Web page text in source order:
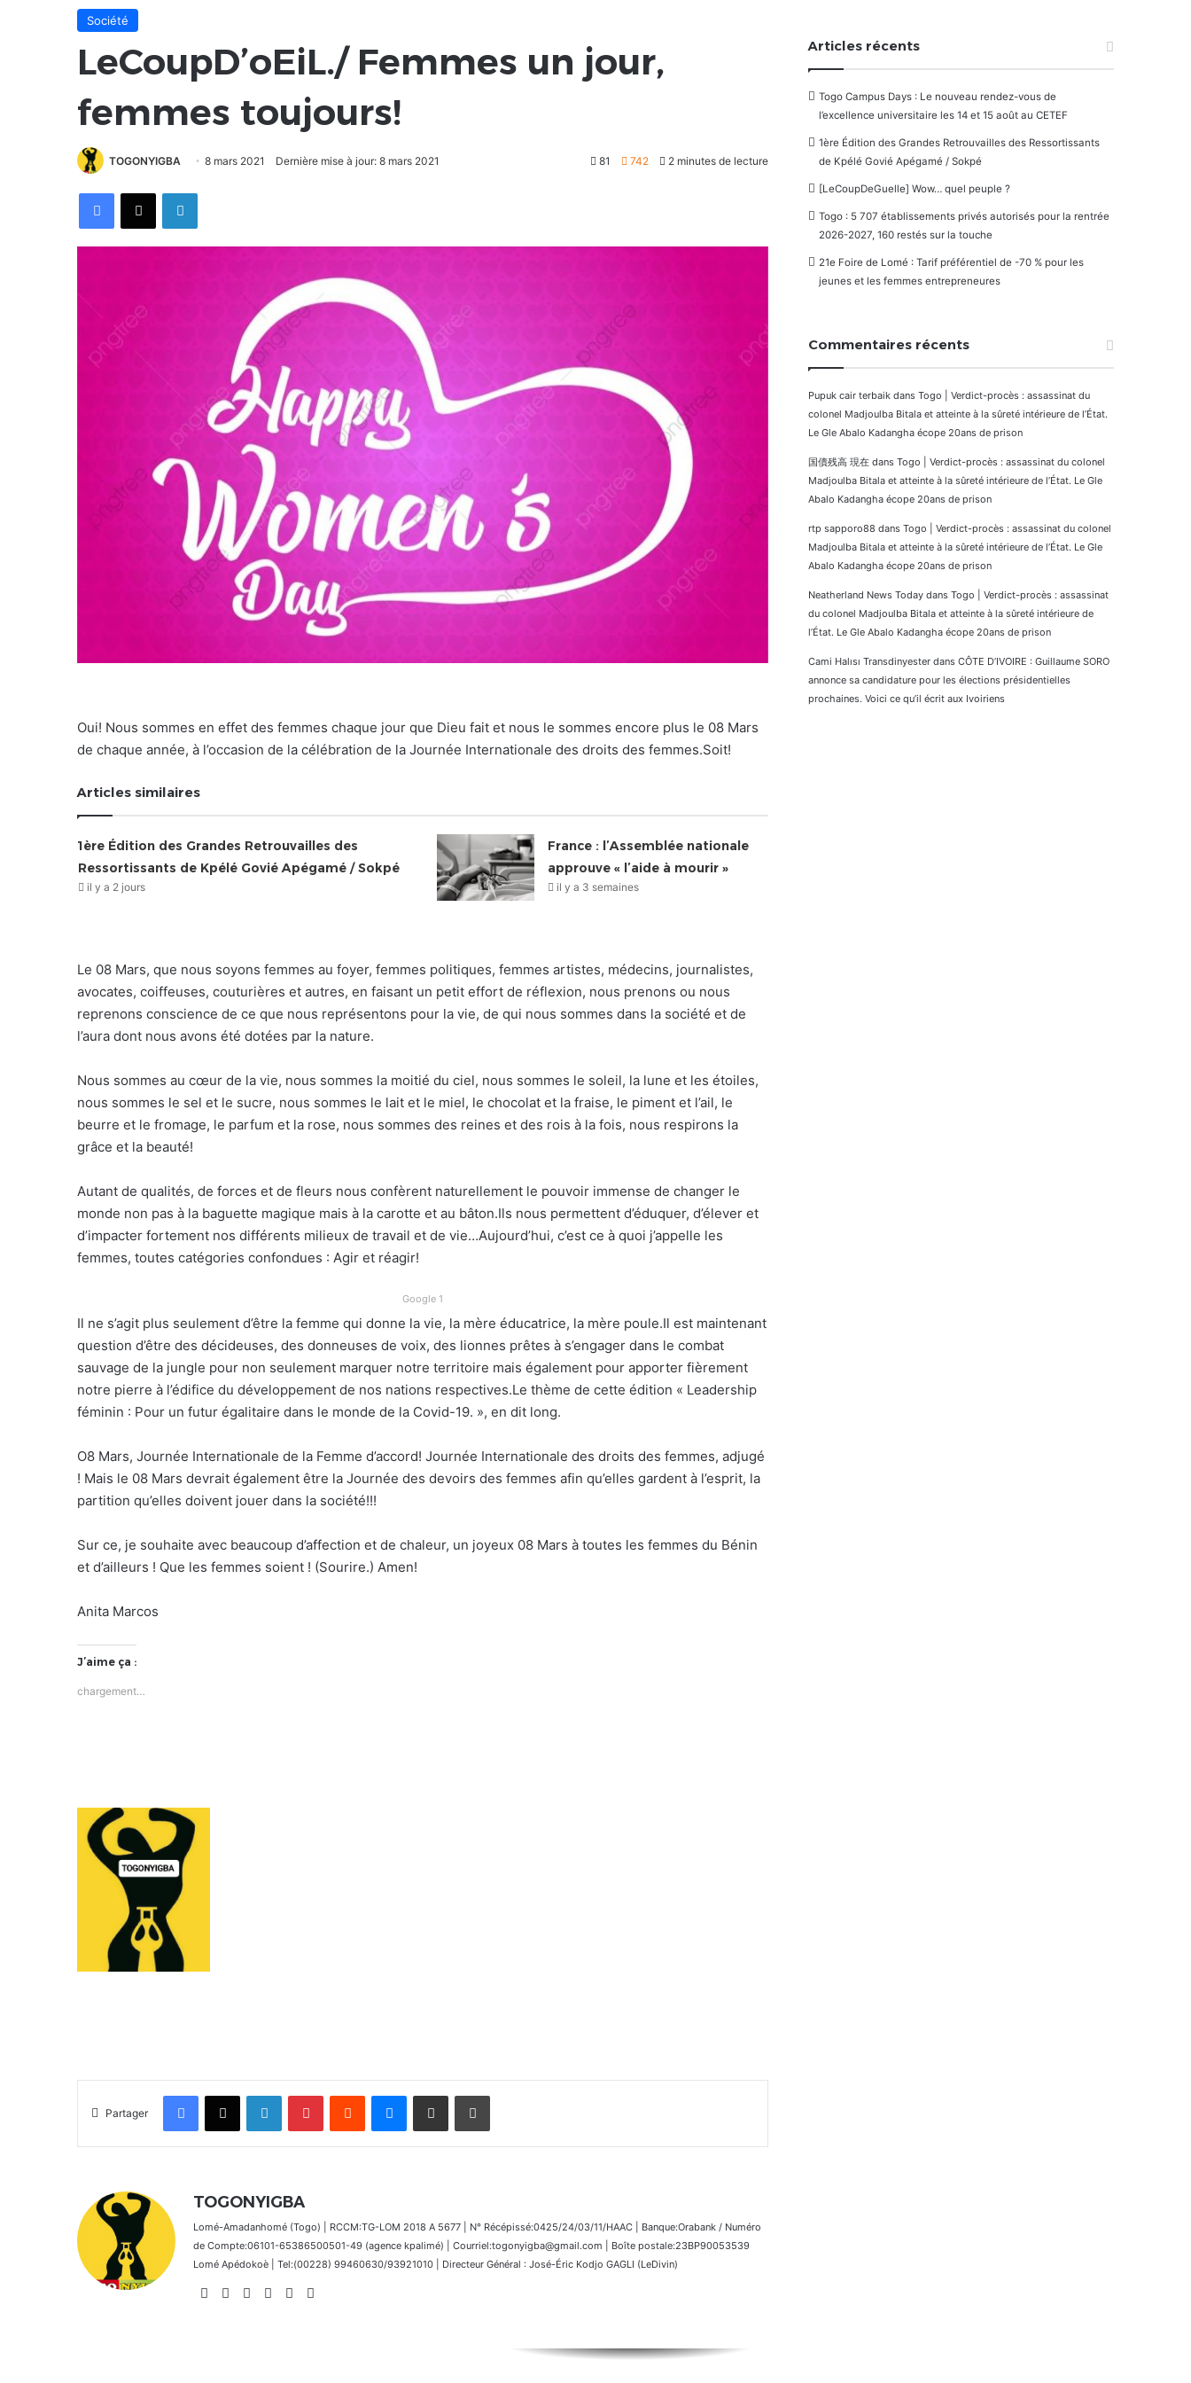
Société
LeCoupD’oEiL./ Femmes un jour,
femmes toujours!
TOGONYIGBA 8 mars 2021 Dernière mise à jour: 8 mars 2021 81 742 2 minutes de lecture
FacebookX Linkedin
Oui! Nous sommes en effet des femmes chaque jour que Dieu fait et nous le sommes encore plus le 08 Mars
de chaque année, à l’occasion de la célébration de la Journée Internationale des droits des femmes.Soit!
Articles similaires
1ère Édition des Grandes Retrouvailles des
Ressortissants de Kpélé Govié Apégamé / Sokpé
il y a 2 jours
France : l’Assemblée nationale
approuve « l’aide à mourir »
il y a 3 semaines
Le 08 Mars, que nous soyons femmes au foyer, femmes politiques, femmes artistes, médecins, journalistes,
avocates, coiffeuses, couturières et autres, en faisant un petit effort de réflexion, nous prenons ou nous
reprenons conscience de ce que nous représentons pour la vie, de qui nous sommes dans la société et de
l’aura dont nous avons été dotées par la nature.
Nous sommes au cœur de la vie, nous sommes la moitié du ciel, nous sommes le soleil, la lune et les étoiles,
nous sommes le sel et le sucre, nous sommes le lait et le miel, le chocolat et la fraise, le piment et l’ail, le
beurre et le fromage, le parfum et la rose, nous sommes des reines et des rois à la fois, nous respirons la
grâce et la beauté!
Autant de qualités, de forces et de fleurs nous confèrent naturellement le pouvoir immense de changer le
monde non pas à la baguette magique mais à la carotte et au bâton.Ils nous permettent d’éduquer, d’élever et
d’impacter fortement nos différents milieux de travail et de vie…Aujourd’hui, c’est ce à quoi j’appelle les
femmes, toutes catégories confondues : Agir et réagir!
Google 1
Il ne s’agit plus seulement d’être la femme qui donne la vie, la mère éducatrice, la mère poule.Il est maintenant
question d’être des décideuses, des donneuses de voix, des lionnes prêtes à s’engager dans le combat
sauvage de la jungle pour non seulement marquer notre territoire mais également pour apporter fièrement
notre pierre à l’édifice du développement de nos nations respectives.Le thème de cette édition « Leadership
féminin : Pour un futur égalitaire dans le monde de la Covid-19. », en dit long.
O8 Mars, Journée Internationale de la Femme d’accord! Journée Internationale des droits des femmes, adjugé
! Mais le 08 Mars devrait également être la Journée des devoirs des femmes afin qu’elles gardent à l’esprit, la
partition qu’elles doivent jouer dans la société!!!
Sur ce, je souhaite avec beaucoup d’affection et de chaleur, un joyeux 08 Mars à toutes les femmes du Bénin
et d’ailleurs ! Que les femmes soient ! (Sourire.) Amen!
Anita Marcos
J’aime ça :
chargement…
Partager
FacebookX Linkedin PinterestReddit MessengerPartager par email Imprimer
TOGONYIGBA
Lomé-Amadanhomé (Togo) | RCCM:TG-LOM 2018 A 5677 | N° Récépissé:0425/24/03/11/HAAC | Banque:Orabank / Numéro
de Compte:06101-65386500501-49 (agence kpalimé) | Courriel:togonyigba@gmail.com | Boîte postale:23BP90053539
Lomé Apédokoè | Tel:(00228) 99460630/93921010 | Directeur Général : José-Éric Kodjo GAGLI (LeDivin)
WebsiteFacebook
X LinkedinInstagram
Articles récents
Togo Campus Days : Le nouveau rendez-vous de
l’excellence universitaire les 14 et 15 août au CETEF
1ère Édition des Grandes Retrouvailles des Ressortissants
de Kpélé Govié Apégamé / Sokpé
[LeCoupDeGuelle] Wow… quel peuple ?
Togo : 5 707 établissements privés autorisés pour la rentrée
2026-2027, 160 restés sur la touche
21e Foire de Lomé : Tarif préférentiel de -70 % pour les
jeunes et les femmes entrepreneures
Commentaires récents
Pupuk cair terbaik dans Togo | Verdict-procès : assassinat du
colonel Madjoulba Bitala et atteinte à la sûreté intérieure de l’État.
Le Gle Abalo Kadangha écope 20ans de prison
国債残高 現在 dans Togo | Verdict-procès : assassinat du colonel
Madjoulba Bitala et atteinte à la sûreté intérieure de l’État. Le Gle
Abalo Kadangha écope 20ans de prison
rtp sapporo88 dans Togo | Verdict-procès : assassinat du colonel
Madjoulba Bitala et atteinte à la sûreté intérieure de l’État. Le Gle
Abalo Kadangha écope 20ans de prison
Neatherland News Today dans Togo | Verdict-procès : assassinat
du colonel Madjoulba Bitala et atteinte à la sûreté intérieure de
l’État. Le Gle Abalo Kadangha écope 20ans de prison
Cami Halısı Transdinyester dans CÔTE D’IVOIRE : Guillaume SORO
annonce sa candidature pour les élections présidentielles
prochaines. Voici ce qu’il écrit aux Ivoiriens